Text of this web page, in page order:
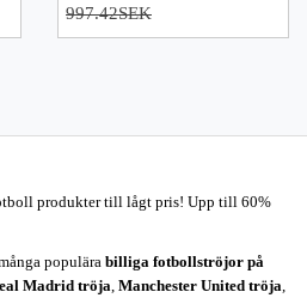
997.42SEK
produkter till lågt pris! Upp till 60%
populära billiga fotbollströjor på
Madrid tröja Manchester United tröja